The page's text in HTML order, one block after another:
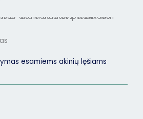
esamiems akinių lęšiams